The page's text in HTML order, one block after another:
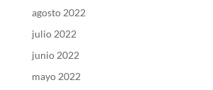
agosto 2022
julio 2022
junio 2022
mayo 2022